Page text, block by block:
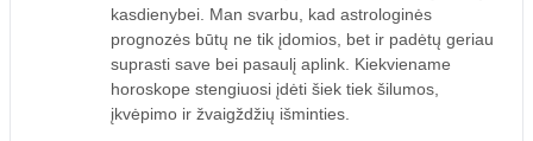
kasdienybei. Man svarbu, kad astrologinės
prognozės būtų ne tik įdomios, bet ir padėtų geriau
suprasti save bei pasaulį aplink. Kiekviename
horoskope stengiuosi įdėti šiek tiek šilumos,
įkvėpimo ir žvaigždžių išminties.